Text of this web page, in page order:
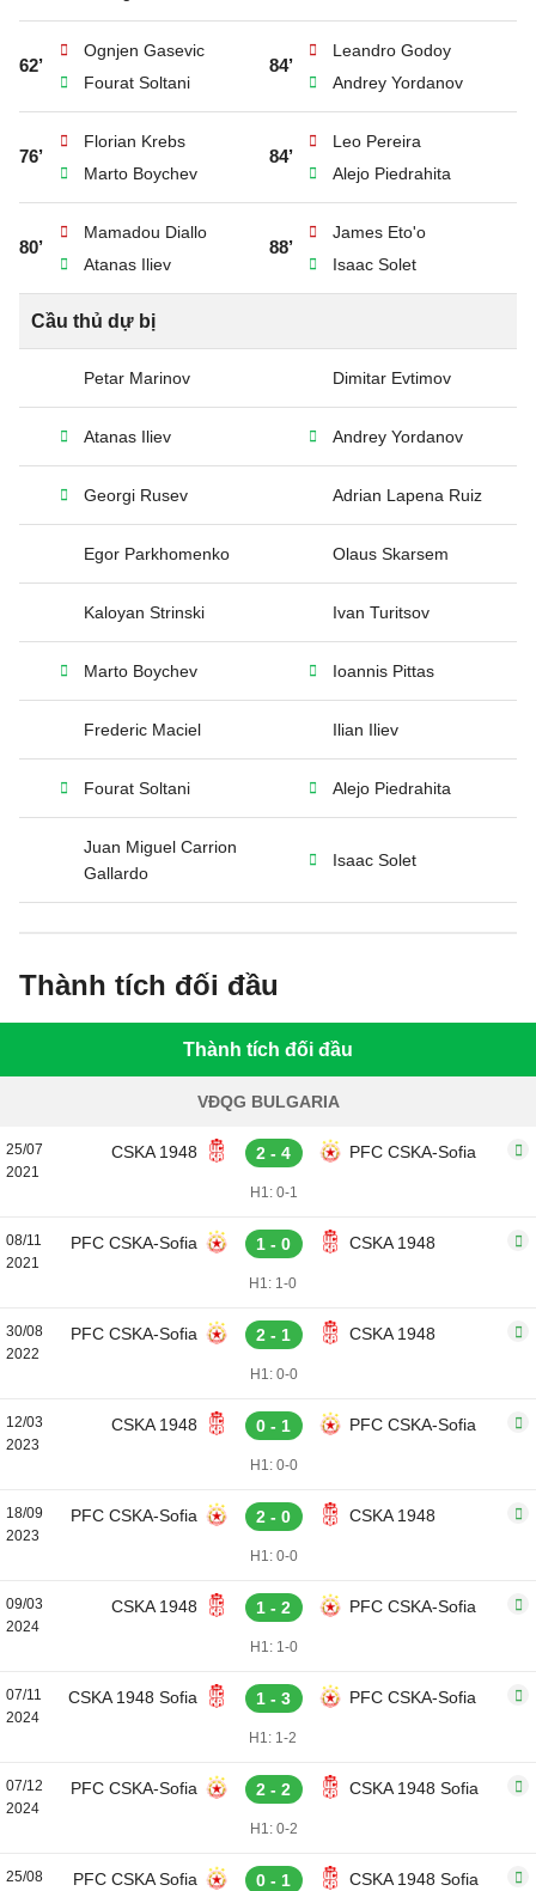
62’
Ognjen Gasevic
Fourat Soltani
84’
Leandro Godoy
Andrey Yordanov
76’
Florian Krebs
Marto Boychev
84’
Leo Pereira
Alejo Piedrahita
80’
Mamadou Diallo
Atanas Iliev
88’
James Eto'o
Isaac Solet
Cầu thủ dự bị
Petar Marinov Dimitar Evtimov
Atanas Iliev Andrey Yordanov
Georgi Rusev Adrian Lapena Ruiz
Egor Parkhomenko Olaus Skarsem
Kaloyan Strinski Ivan Turitsov
Marto Boychev Ioannis Pittas
Frederic Maciel Ilian Iliev
Fourat Soltani Alejo Piedrahita
Juan Miguel Carrion
Gallardo
Isaac Solet
Thành tích đối đầu
Thành tích đối đầu
VĐQG BULGARIA
25/07
2021
CSKA 1948 2 - 4 PFC CSKA-Sofia
H1: 0-1
08/11
2021
PFC CSKA-Sofia 1 - 0 CSKA 1948
H1: 1-0
30/08
2022
PFC CSKA-Sofia 2 - 1 CSKA 1948
H1: 0-0
12/03
2023
CSKA 1948 0 - 1 PFC CSKA-Sofia
H1: 0-0
18/09
2023
PFC CSKA-Sofia 2 - 0 CSKA 1948
H1: 0-0
09/03
2024
CSKA 1948 1 - 2 PFC CSKA-Sofia
H1: 1-0
07/11
2024
CSKA 1948 Sofia 1 - 3 PFC CSKA-Sofia
H1: 1-2
07/12
2024
PFC CSKA-Sofia 2 - 2 CSKA 1948 Sofia
H1: 0-2
25/08
PFC CSKA Sofia 0 - 1 CSKA 1948 Sofia